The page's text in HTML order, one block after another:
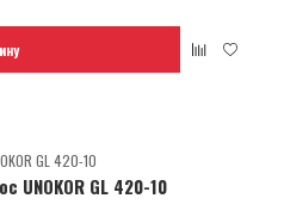
UNOKOR GL 420-10